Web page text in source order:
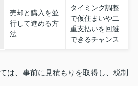
売却と購入を並
行して進める方
法
タイミング調整
で仮住まいや二
重支払いを回避
できるチャンス
は、事前に見積もりを取得し、税制